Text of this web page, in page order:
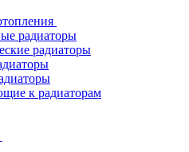
радиаторы
радиаторы
к радиаторам